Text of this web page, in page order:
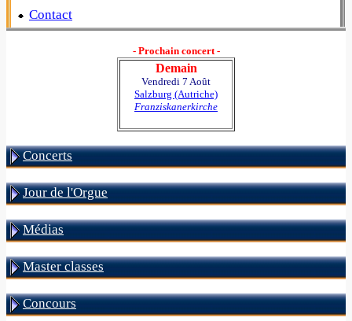
Contact
- Prochain concert -
Demain
Vendredi 7 Août
Salzburg (Autriche)
Franziskanerkirche
Concerts
Jour de l'Orgue
Médias
Master classes
Concours